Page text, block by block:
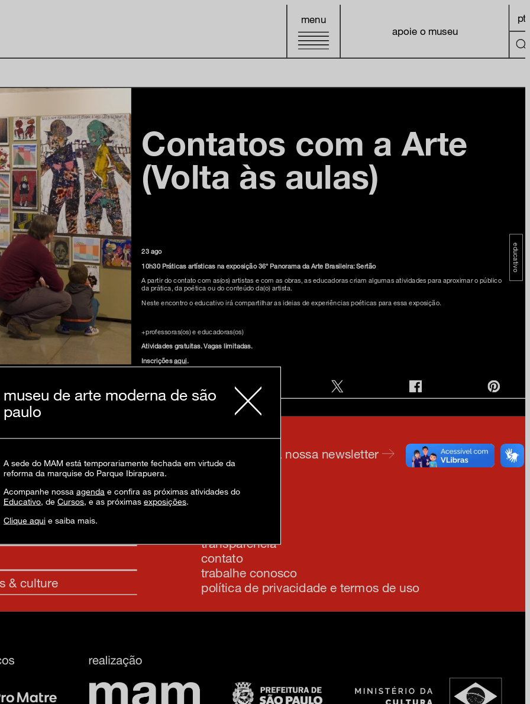
menu
apoie o museu
pt
Contatos com a Arte
(Volta às aulas)
23 ago
10h30 Práticas artísticas na exposição 36° Panorama da Arte Brasileira: Sertão
A partir do contato com as(os) artistas e com as obras, as educadoras criam algumas atividades para aproximar o público
da prática, da poética ou do conteúdo da(o) artista.
Neste encontro o educativo irá compartilhar as ideias de experiências poéticas para essa exposição.
+professoras(os) e educadoras(os)
Atividades gratuitas. Vagas limitadas.
Inscriçõesaqui.
educativo
& culture
inscreva-se na nossa newsletter
transparência
contato
trabalhe conosco
política de privacidade e termos de uso
museu de arte moderna de são
paulo
A sede do MAM está temporariamente fechada em virtude da
reforma da marquise do Parque Ibirapuera.
Acompanhe nossa agenda e confira as próximas atividades do
Educativo, de Cursos, e as próximas exposições.
Clique aqui e saiba mais.